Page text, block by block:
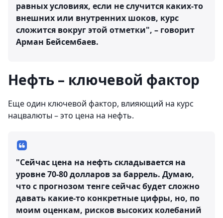
равных условиях, если не случится каких-то
внешних или внутренних шоков, курс
сложится вокруг этой отметки", – говорит
Арман Бейсембаев.
Нефть – ключевой фактор
Еще один ключевой фактор, влияющий на курс
нацвалюты – это цена на нефть.
"Сейчас цена на нефть складывается на
уровне 70-80 долларов за баррель. Думаю,
что с прогнозом тенге сейчас будет сложно
давать какие-то конкретные цифры, но, по
моим оценкам, рисков высоких колебаний